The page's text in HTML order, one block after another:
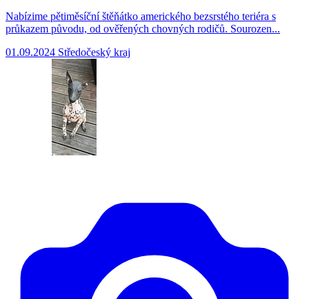
Nabízime pětiměsíční štěňátko amerického bezsrstého teriéra s
průkazem původu, od ověřených chovných rodičů. Sourozen...
01.09.2024 Středočeský kraj